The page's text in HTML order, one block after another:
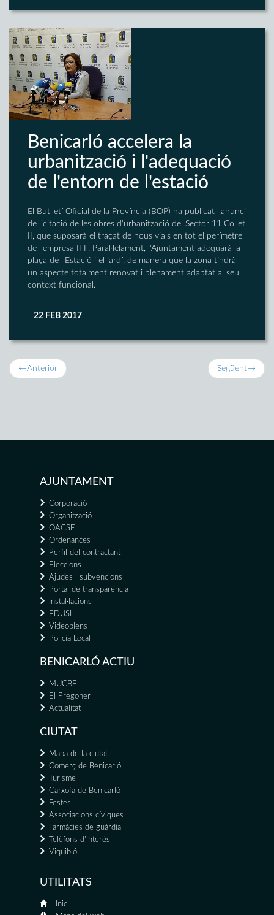
Benicarló accelera la
urbanització i l'adequació
de l'entorn de l'estació
El Butlletí Oficial de la Província (BOP) ha publicat l'anunci
de licitació de les obres d'urbanització del Sector 11 Collet
II, que suposarà el traçat de nous vials en tot el perímetre
de l'empresa IFF. Paral·lelament, l'Ajuntament adequarà la
plaça de l'Estació i el jardí, de manera que la zona tindrà
un aspecte totalment renovat i plenament adaptat al seu
context funcional.
22 FEB 2017
←Anterior Següent→
AJUNTAMENT
Corporació
Organització
OACSE
Ordenances
Perfil del contractant
Eleccions
Ajudes i subvencions
Portal de transparència
Instal·lacions
EDUSI
Videoplens
Policia Local
BENICARLÓ ACTIU
MUCBE
El Pregoner
Actualitat
CIUTAT
Mapa de la ciutat
Comerç de Benicarló
Turisme
Carxofa de Benicarló
Festes
Associacions cíviques
Farmàcies de guàrdia
Telèfons d'interés
Viquibló
UTILITATS
Inici